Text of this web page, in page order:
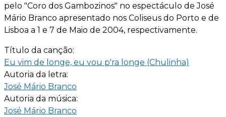
pelo "Coro dos Gambozinos" no espectáculo de José
Mário Branco apresentado nos Coliseus do Porto e de
Lisboa a 1 e 7 de Maio de 2004, respectivamente.
Título da canção:
Eu vim de longe, eu vou p'ra longe (Chulinha)
Autoria da letra:
José Mário Branco
Autoria da música:
José Mário Branco